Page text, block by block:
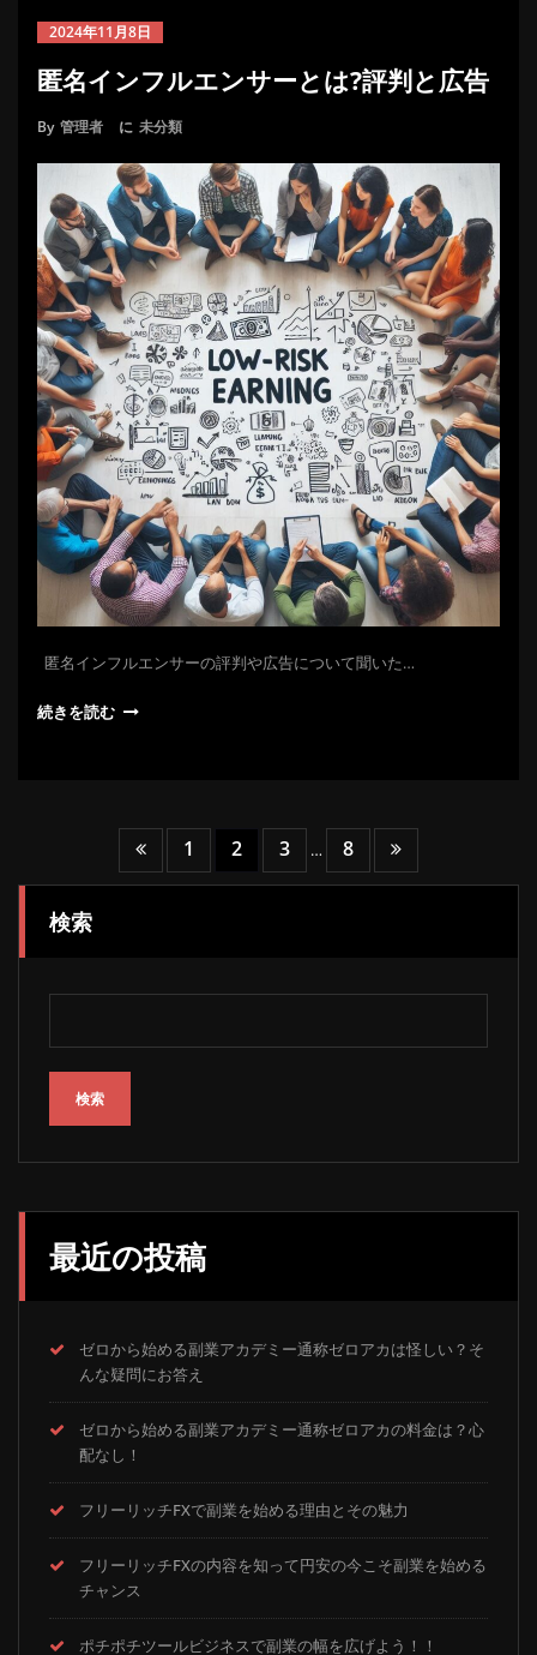
2024年11月8日
匿名インフルエンサーとは?評判と広告
By 管理者 に 未分類
匿名インフルエンサーの評判や広告について聞いた…
続きを読む
の
送
り
1 2 3 … 8
検索
検索
最近の投稿
ゼロから始める副業アカデミー通称ゼロアカは怪しい？そ
んな疑問にお答え
ゼロから始める副業アカデミー通称ゼロアカの料金は？心
配なし！
フリーリッチFXで副業を始める理由とその魅力
フリーリッチFXの内容を知って円安の今こそ副業を始める
チャンス
ポチポチツールビジネスで副業の幅を広げよう！！